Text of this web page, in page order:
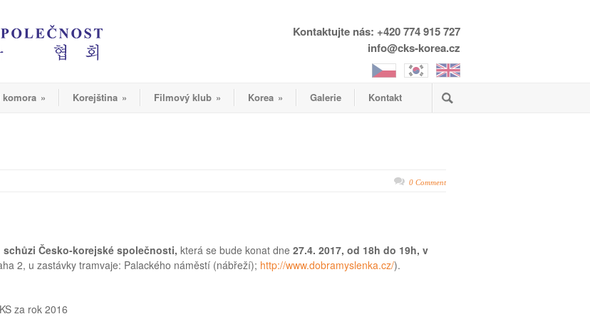
Kontaktujte nás: +420 774 915 727
info@cks-korea.cz
» Korejština » Filmový klub » Korea » Galerie Kontakt
0 Comment
Česko-korejské společnosti, která se bude konat dne 27.4. 2017, od 18h do 19h, v
2, u zastávky tramvaje: Palackého náměstí (nábřeží); http://www.dobramyslenka.cz/).
za rok 2016